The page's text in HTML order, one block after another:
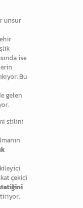
unsur
ise
Bu
gelen
stilini
çekici